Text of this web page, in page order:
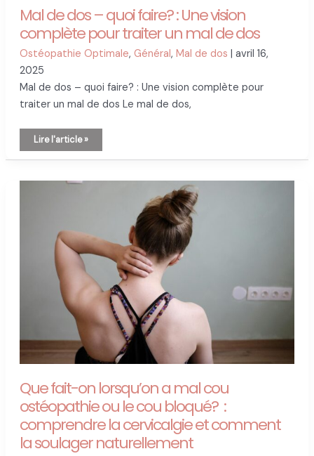
la
sciatique
naturellement
Mal de dos – quoi faire? : Une vision
complète pour traiter un mal de dos
Ostéopathie Optimale, Général, Mal de dos
avril 16,
2025
Mal de dos – quoi faire? : Une vision complète pour
traiter un mal de dos Le mal de dos,
Mal
–
faire?
traiter
Lire l'article »
Que fait-on lorsqu’on a mal cou
ostéopathie ou le cou bloqué? :
comprendre la cervicalgie et comment
la soulager naturellement